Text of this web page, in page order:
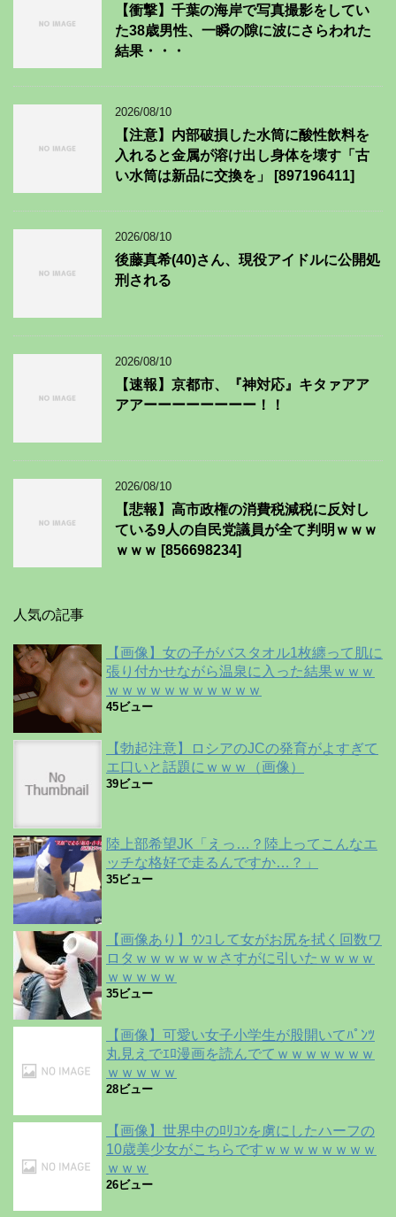
【衝撃】千葉の海岸で写真撮影をしてい
た38歳男性、一瞬の隙に波にさらわれた
結果・・・
2026/08/10
【注意】内部破損した水筒に酸性飲料を
入れると金属が溶け出し身体を壊す「古
い水筒は新品に交換を」 [897196411]
2026/08/10
後藤真希(40)さん、現役アイドルに公開処
刑される
2026/08/10
【速報】京都市、『神対応』キタァアア
アアーーーーーーーー！！
2026/08/10
【悲報】高市政権の消費税減税に反対し
ている9人の自民党議員が全て判明ｗｗｗ
ｗｗｗ [856698234]
人気の記事
【画像】女の子がバスタオル1枚纏って肌に
張り付かせながら温泉に入った結果ｗｗｗ
ｗｗｗｗｗｗｗｗｗｗｗ
45ビュー
【勃起注意】ロシアのJCの発育がよすぎて
エ口いと話題にｗｗｗ（画像）
39ビュー
陸上部希望JK「えっ…？陸上ってこんなエ
ッチな格好で走るんですか…？」
35ビュー
【画像あり】ｳﾝｺして女がお尻を拭く回数ワ
ロタｗｗｗｗｗｗさすがに引いたｗｗｗｗ
ｗｗｗｗｗ
35ビュー
【画像】可愛い女子小学生が股開いてﾊﾟﾝﾂ
丸見えでｴﾛ漫画を読んでてｗｗｗｗｗｗｗ
ｗｗｗｗｗ
28ビュー
【画像】世界中のﾛﾘｺﾝを虜にしたハーフの
10歳美少女がこちらですｗｗｗｗｗｗｗｗ
ｗｗｗ
26ビュー